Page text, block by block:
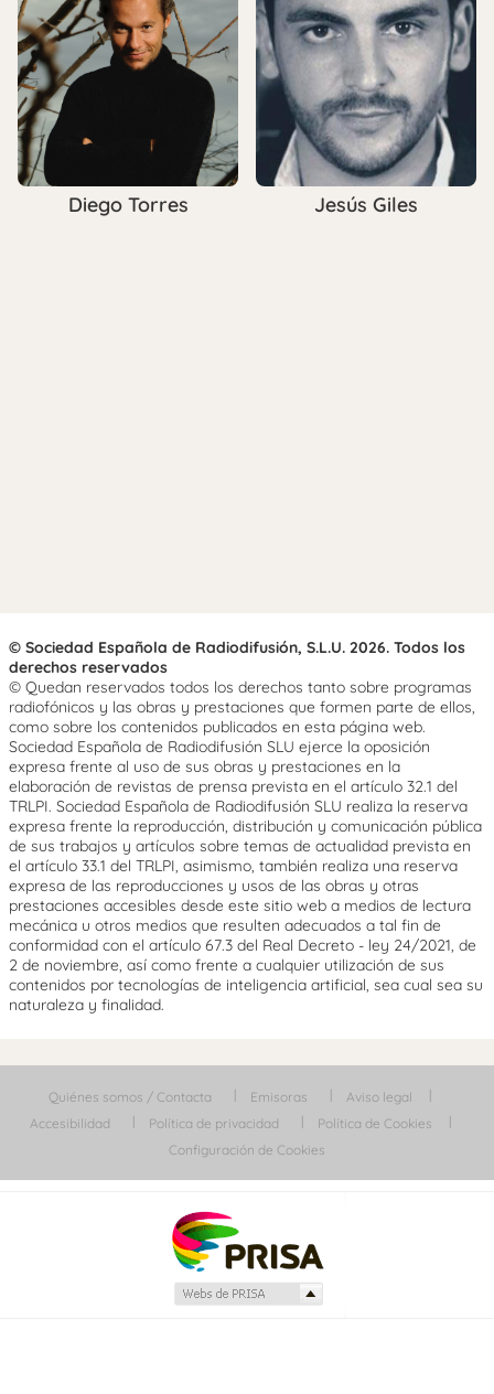
Diego Torres Jesús Giles
© Sociedad Española de Radiodifusión, S.L.U. 2026. Todos los
derechos reservados
© Quedan reservados todos los derechos tanto sobre programas
radiofónicos y las obras y prestaciones que formen parte de ellos,
como sobre los contenidos publicados en esta página web.
Sociedad Española de Radiodifusión SLU ejerce la oposición
expresa frente al uso de sus obras y prestaciones en la
elaboración de revistas de prensa prevista en el artículo 32.1 del
TRLPI. Sociedad Española de Radiodifusión SLU realiza la reserva
expresa frente la reproducción, distribución y comunicación pública
de sus trabajos y artículos sobre temas de actualidad prevista en
el artículo 33.1 del TRLPI, asimismo, también realiza una reserva
expresa de las reproducciones y usos de las obras y otras
prestaciones accesibles desde este sitio web a medios de lectura
mecánica u otros medios que resulten adecuados a tal fin de
conformidad con el artículo 67.3 del Real Decreto - ley 24/2021, de
2 de noviembre, así como frente a cualquier utilización de sus
contenidos por tecnologías de inteligencia artificial, sea cual sea su
naturaleza y finalidad.
Quiénes somos / Contacta Emisoras
Aviso legal
Accesibilidad
Política de privacidad
Política de Cookies
Configuración de Cookies